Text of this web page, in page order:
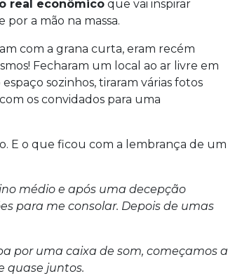
real econômico que vai inspirar
a mão na massa.
com a grana curta, eram recém
Fecharam um local ao ar livre em
sozinhos, tiraram várias fotos
os convidados para uma
E o que ficou com a lembrança de um
médio e após uma decepção
para me consolar. Depois de umas
por uma caixa de som, começamos a
quase juntos.